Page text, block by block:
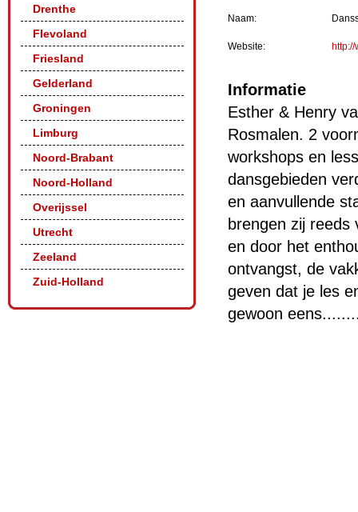
Drenthe
Flevoland
Friesland
Gelderland
Groningen
Limburg
Noord-Brabant
Noord-Holland
Overijssel
Utrecht
Zeeland
Zuid-Holland
Naam:
Website:
Informatie
Esther & Henry
Rosmalen. 2
workshops en
dansgebieden
en aanvullende
brengen zij reeds
en door het
ontvangst, de
geven dat je les
gewoon